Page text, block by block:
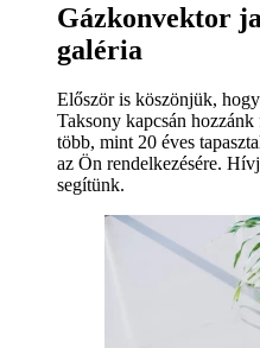
Gázkonvektor
galéria
Először is köszönjük,
Taksony kapcsán
több, mint 20 éves
az Ön rendelkezésére.
segítünk.